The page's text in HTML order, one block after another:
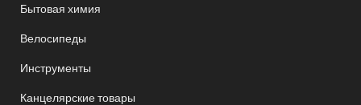
Бытовая химия
Велосипеды
Инструменты
Канцелярские товары